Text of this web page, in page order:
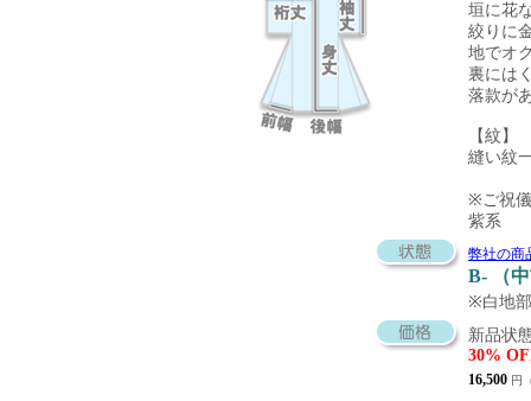
垣に花
絞りに
地でオ
裏には
落款が
【紋】
縫い紋
※ご祝
紫系
弊社の商
B- （
※白地
新品状
30%
16,500 円